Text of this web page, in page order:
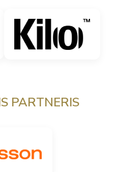
PARTNERIS